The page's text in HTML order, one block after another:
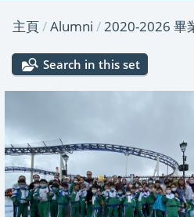
主頁/Alumni /2020-2026 畢
Search in this set